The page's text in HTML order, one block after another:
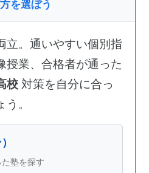
を選ぼう
立。通いやすい個別指
授業、合格者が通った
校 対策を自分に合っ
。
塾を探す